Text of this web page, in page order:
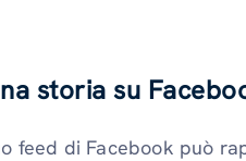
storia su
feed di Facebook può